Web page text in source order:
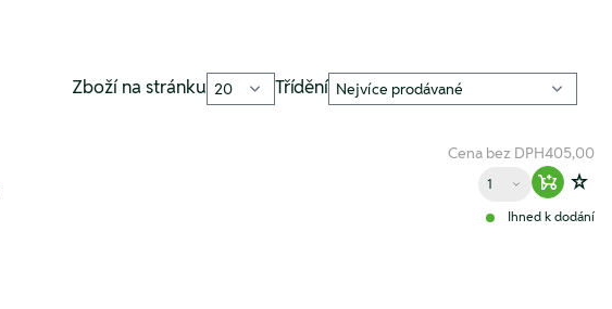
Zboží na stránku Třídění
Cena bez DPH405,00
Množství
Zur
Ihned k dodání